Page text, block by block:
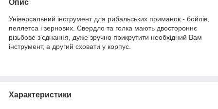
Опис
Універсальний інструмент для рибальських приманок - бойлів,
пеллетса і зернових. Свердло та голка мають двостороннє
різьбове з'єднання, дуже зручно прикрутити необхідний Вам
інструмент, а другий сховати у корпус.
Характеристики